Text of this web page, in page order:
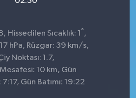
Hissedilen Sıcaklık: 1 ° ,
hPa, Rüzgar: 39 km/s,
Noktası: 1.7,
10 km, Gün
Gün Batımı: 19:22